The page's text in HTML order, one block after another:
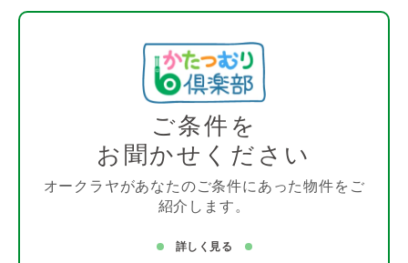
ご条件を
お聞かせください
オークラヤがあなたのご条件にあった物件をご
紹介します。
詳しく見る